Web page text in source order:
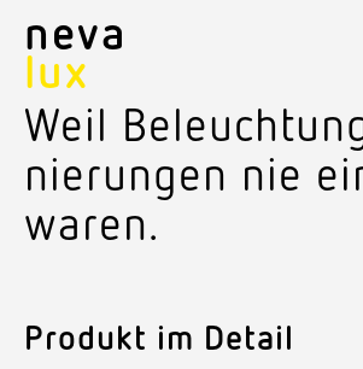
neva
lux
Weil
nie­rungen nie
waren.
Produkt im Detail